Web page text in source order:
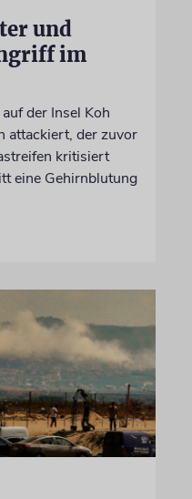
und
im
der Insel Koh
attackiert, der zuvor
kritisiert
eine Gehirnblutung